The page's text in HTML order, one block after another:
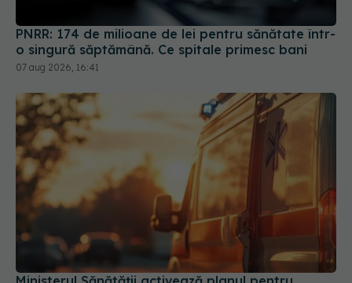
PNRR: 174 de milioane de lei pentru sănătate într-
o singură săptămână. Ce spitale primesc bani
07 aug 2026, 16:41